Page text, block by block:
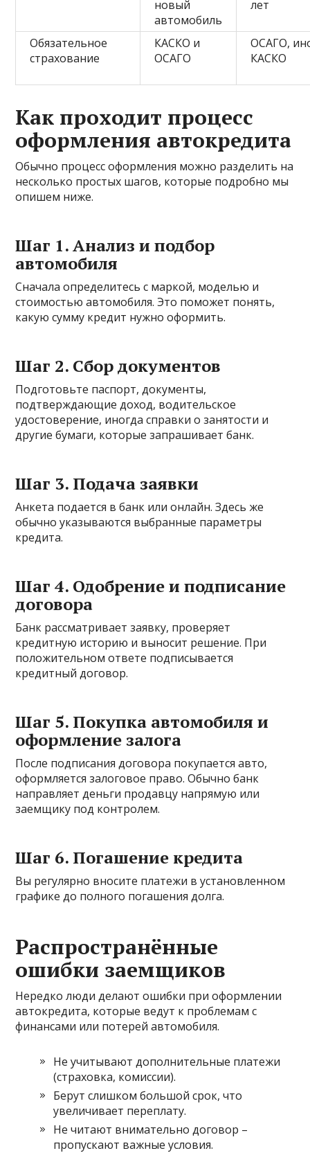
новый
автомобиль
лет
Обязательное
страхование
КАСКО и
ОСАГО
ОСАГО,
КАСКО
Как проходит процесс
оформления автокредита
Обычно процесс оформления можно разделить на
несколько простых шагов, которые подробно мы
опишем ниже.
Шаг 1. Анализ и подбор
автомобиля
Сначала определитесь с маркой, моделью и
стоимостью автомобиля. Это поможет понять,
какую сумму кредит нужно оформить.
Шаг 2. Сбор документов
Подготовьте паспорт, документы,
подтверждающие доход, водительское
удостоверение, иногда справки о занятости и
другие бумаги, которые запрашивает банк.
Шаг 3. Подача заявки
Анкета подается в банк или онлайн. Здесь же
обычно указываются выбранные параметры
кредита.
Шаг 4. Одобрение и подписание
договора
Банк рассматривает заявку, проверяет
кредитную историю и выносит решение. При
положительном ответе подписывается
кредитный договор.
Шаг 5. Покупка автомобиля и
оформление залога
После подписания договора покупается авто,
оформляется залоговое право. Обычно банк
направляет деньги продавцу напрямую или
заемщику под контролем.
Шаг 6. Погашение кредита
Вы регулярно вносите платежи в установленном
графике до полного погашения долга.
Распространённые
ошибки заемщиков
Нередко люди делают ошибки при оформлении
автокредита, которые ведут к проблемам с
финансами или потерей автомобиля.
Не учитывают дополнительные платежи
(страховка, комиссии).
Берут слишком большой срок, что
увеличивает переплату.
Не читают внимательно договор –
пропускают важные условия.